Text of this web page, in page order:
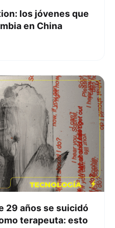
los jóvenes que
en China
29 años se suicidó
terapeuta: esto